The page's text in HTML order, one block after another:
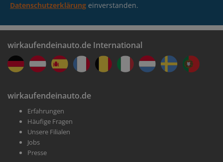
Datenschutzerklärung einverstanden.
wirkaufendeinauto.de International
wirkaufendeinauto.de
Erfahrungen
Häufige Fragen
Unsere Filialen
Jobs
Presse